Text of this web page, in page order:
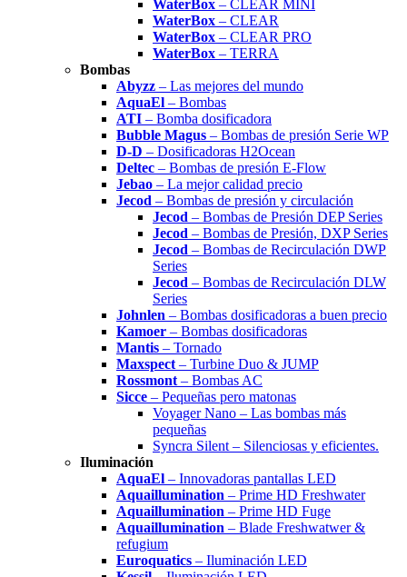
WaterBox – CLEAR MINI
WaterBox – CLEAR
WaterBox – CLEAR PRO
WaterBox – TERRA
Bombas
Abyzz – Las mejores del mundo
AquaEl – Bombas
ATI – Bomba dosificadora
Bubble Magus – Bombas de presión Serie WP
D-D – Dosificadoras H2Ocean
Deltec – Bombas de presión E-Flow
Jebao – La mejor calidad precio
Jecod – Bombas de presión y circulación
Jecod – Bombas de Presión DEP Series
Jecod – Bombas de Presión, DXP Series
Jecod – Bombas de Recirculación DWP
Series
Jecod – Bombas de Recirculación DLW
Series
Johnlen – Bombas dosificadoras a buen precio
Kamoer – Bombas dosificadoras
Mantis – Tornado
Maxspect – Turbine Duo & JUMP
Rossmont – Bombas AC
Sicce – Pequeñas pero matonas
Voyager Nano – Las bombas más
pequeñas
Syncra Silent – Silenciosas y eficientes.
Iluminación
AquaEl – Innovadoras pantallas LED
Aquaillumination – Prime HD Freshwater
Aquaillumination – Prime HD Fuge
Aquaillumination – Blade Freshwatwer &
refugium
Euroquatics – Iluminación LED